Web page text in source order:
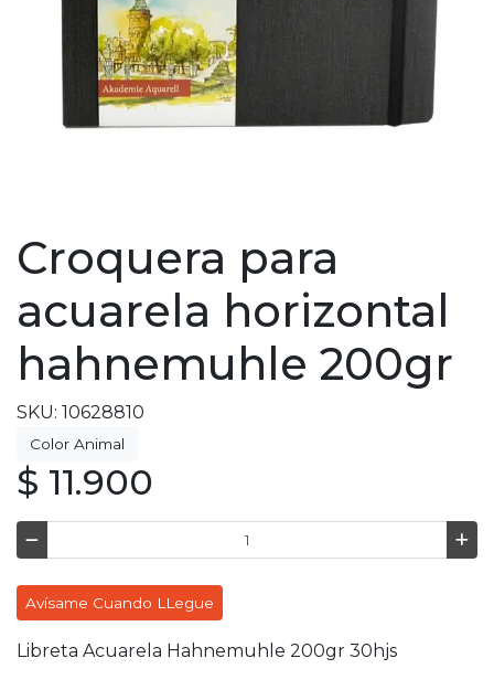
Croquera para
acuarela horizontal
hahnemuhle 200gr
SKU: 10628810
Color Animal
$ 11.900
Avísame Cuando LLegue
Libreta Acuarela Hahnemuhle 200gr 30hjs